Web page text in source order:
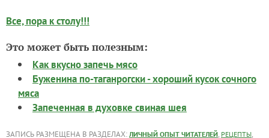
Все, пора к столу!!!
Это может быть полезным:
Как вкусно запечь мясо
Буженина по-таганрогски - хороший кусок сочного
мяса
Запеченная в духовке свиная шея
ЗАПИСЬ РАЗМЕЩЕНА В РАЗДЕЛАХ: ЛИЧНЫЙ ОПЫТ ЧИТАТЕЛЕЙ, РЕЦЕПТЫ,